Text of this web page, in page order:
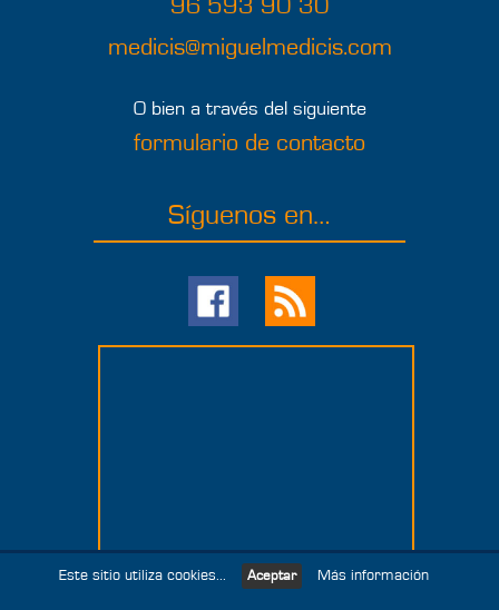
Este sitio utiliza cookies... Aceptar Más información
96 593 90 30
medicis@miguelmedicis.com
O bien a través del siguiente
formulario de contacto
Síguenos en…